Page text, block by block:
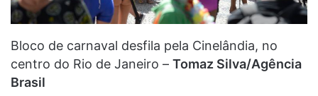
Bloco de carnaval desfila pela Cinelândia, no
centro do Rio de Janeiro – Tomaz Silva/Agência
Brasil